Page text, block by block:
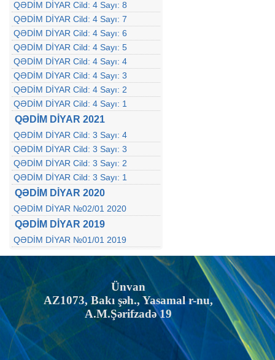
QƏDİM DİYAR Cild: 4 Sayı: 8
QƏDİM DİYAR Cild: 4 Sayı: 7
QƏDİM DİYAR Cild: 4 Sayı: 6
QƏDİM DİYAR Cild: 4 Sayı: 5
QƏDİM DİYAR Cild: 4 Sayı: 4
QƏDİM DİYAR Cild: 4 Sayı: 3
QƏDİM DİYAR Cild: 4 Sayı: 2
QƏDİM DİYAR Cild: 4 Sayı: 1
QƏDİM DİYAR 2021
QƏDİM DİYAR Cild: 3 Sayı: 4
QƏDİM DİYAR Cild: 3 Sayı: 3
QƏDİM DİYAR Cild: 3 Sayı: 2
QƏDİM DİYAR Cild: 3 Sayı: 1
QƏDİM DİYAR 2020
QƏDİM DİYAR №02/01 2020
QƏDİM DİYAR 2019
QƏDİM DİYAR №01/01 2019
Ünvan
AZ1073, Bakı şəh., Yasamal r-nu,
A.M.Şərifzadə 19